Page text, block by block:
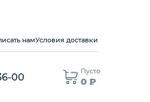
намУсловия доставки
00
Пусто
0 ₽